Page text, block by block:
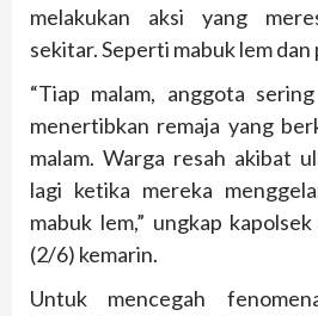
melakukan aksi yang
sekitar. Seperti mabuk lem dan
“Tiap malam, anggota
menertibkan remaja yang
malam. Warga resah akibat
lagi ketika mereka
mabuk lem,” ungkap
(2/6) kemarin.
Untuk mencegah